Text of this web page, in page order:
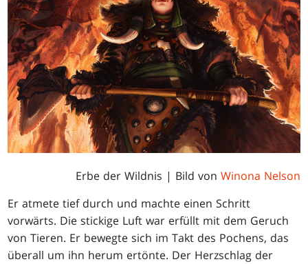
Erbe der Wildnis | Bild von Winona Nelson
Er atmete tief durch und machte einen Schritt
vorwärts. Die stickige Luft war erfüllt mit dem Geruch
von Tieren. Er bewegte sich im Takt des Pochens, das
überall um ihn herum ertönte. Der Herzschlag der